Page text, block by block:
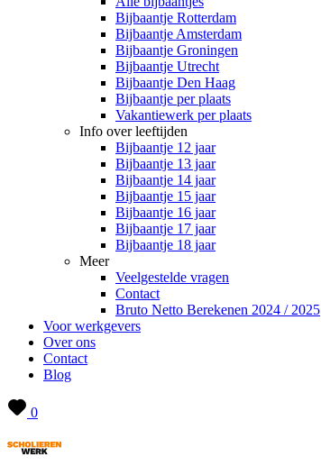
Bijbaantje Rotterdam
Bijbaantje Amsterdam
Bijbaantje Groningen
Bijbaantje Utrecht
Bijbaantje Den Haag
Bijbaantje per plaats
Vakantiewerk per plaats
Info over leeftijden
Bijbaantje 12 jaar
Bijbaantje 13 jaar
Bijbaantje 14 jaar
Bijbaantje 15 jaar
Bijbaantje 16 jaar
Bijbaantje 17 jaar
Bijbaantje 18 jaar
Meer
Veelgestelde vragen
Contact
Bruto Netto Berekenen 2024 / 2025
Voor werkgevers
Over ons
Contact
Blog
0